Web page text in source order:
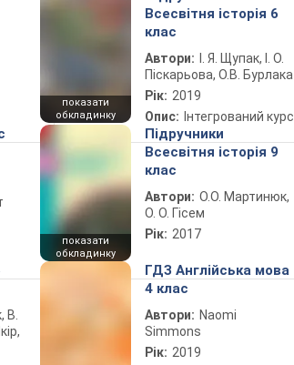
показати
обкладинку
Всесвітня історія 6
клас
Автори:
І. Я. Щупак, І. О.
Піскарьова, О.В. Бурлака
Рік: 2019
Опис: Інтегрований курс
показати
обкладинку
Підручники
Всесвітня історія 9
клас
Автори: О.О. Мартинюк,
О. О. Гісем
Рік: 2017
В.
ГДЗ Англійська мова
4 клас
Автори: Naomi
Simmons
Рік: 2019